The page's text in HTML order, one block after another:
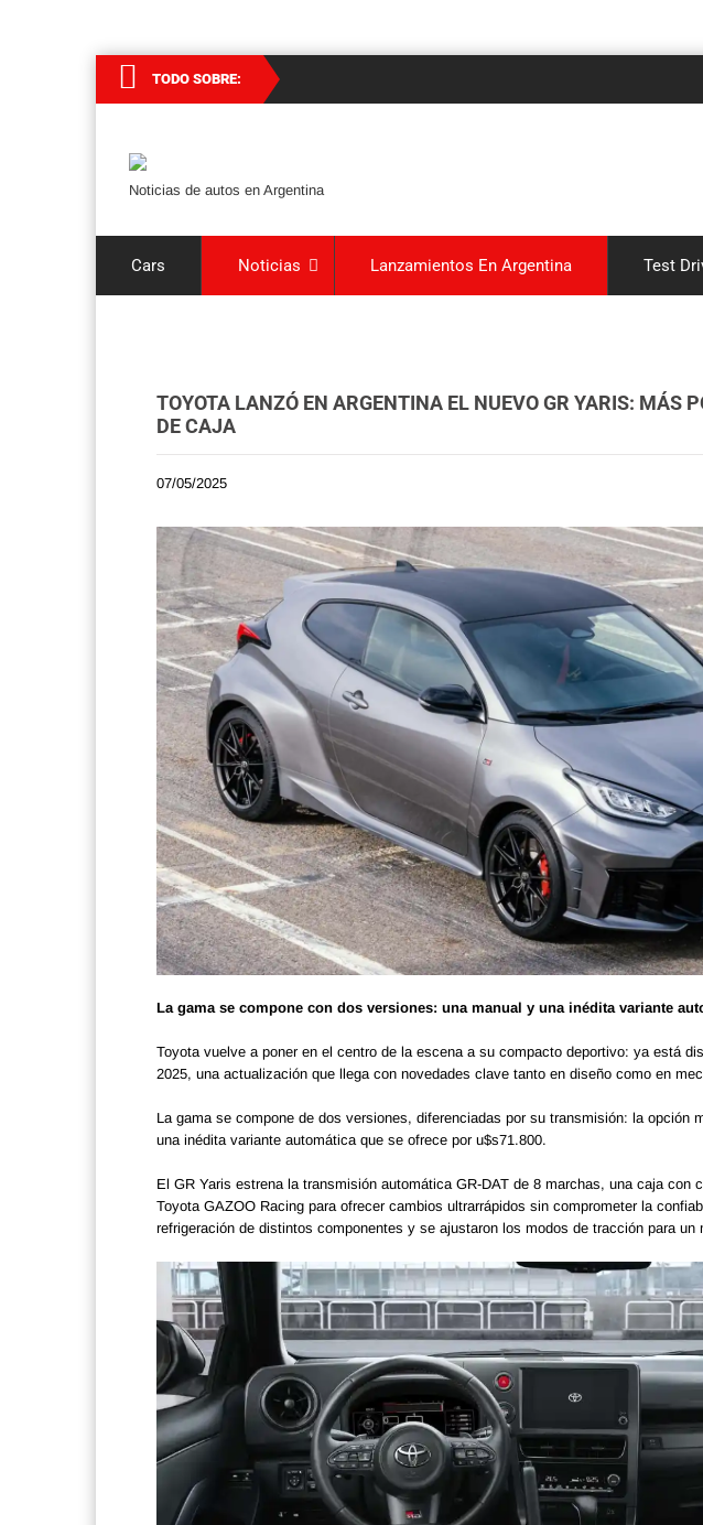
TODO SOBRE:
Noticias de autos en Argentina
Cars Noticias Lanzamientos En Argentina Test
TOYOTA LANZÓ EN ARGENTINA EL NUEVO GR YARIS: MÁS
DE CAJA
07/05/2025
La gama se compone con dos versiones: una manual y una inédita variante
Toyota vuelve a poner en el centro de la escena a su compacto deportivo: ya está
2025, una actualización que llega con novedades clave tanto en diseño como en
La gama se compone de dos versiones, diferenciadas por su transmisión: la opción
una inédita variante automática que se ofrece por u$s71.800.
El GR Yaris estrena la transmisión automática GR-DAT de 8 marchas, una caja con
Toyota GAZOO Racing para ofrecer cambios ultrarrápidos sin comprometer la
refrigeración de distintos componentes y se ajustaron los modos de tracción para un